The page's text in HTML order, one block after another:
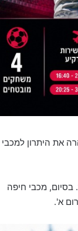
את היתרון למכבי
בסיום, מכבי חיפה